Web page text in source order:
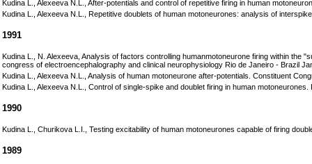
Kudina L., Alexeeva N.L., After-potentials and control of repetitive firing in human
Kudina L., Alexeeva N.L., Repetitive doublets of human motoneurones: analysis of
1991
Kudina L., N. Alexeeva, Analysis of factors controlling humanmotoneurone firing within the
congress of electroencephalography and clinical neurophysiology Rio de Janeiro - Brazil
Kudina L., Alexeeva N.L., Analysis of human motoneurone after-potentials. Constituent
Kudina L., Alexeeva N.L., Control of single-spike and doublet firing in human
1990
Kudina L., Churikova L.I., Testing excitability of human motoneurones capable of firing
1989